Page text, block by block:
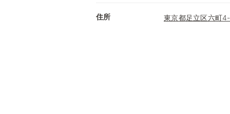
住所 東京都足立区六町